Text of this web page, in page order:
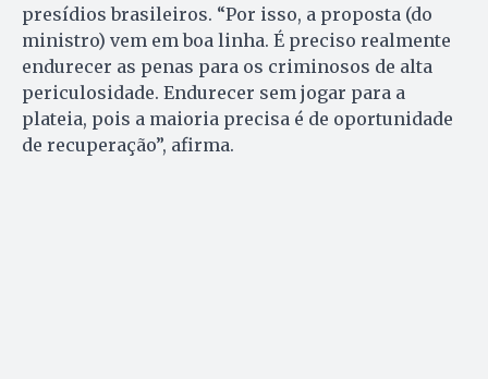
presídios brasileiros. “Por isso, a proposta (do
ministro) vem em boa linha. É preciso realmente
endurecer as penas para os criminosos de alta
periculosidade. Endurecer sem jogar para a
plateia, pois a maioria precisa é de oportunidade
de recuperação”, afirma.